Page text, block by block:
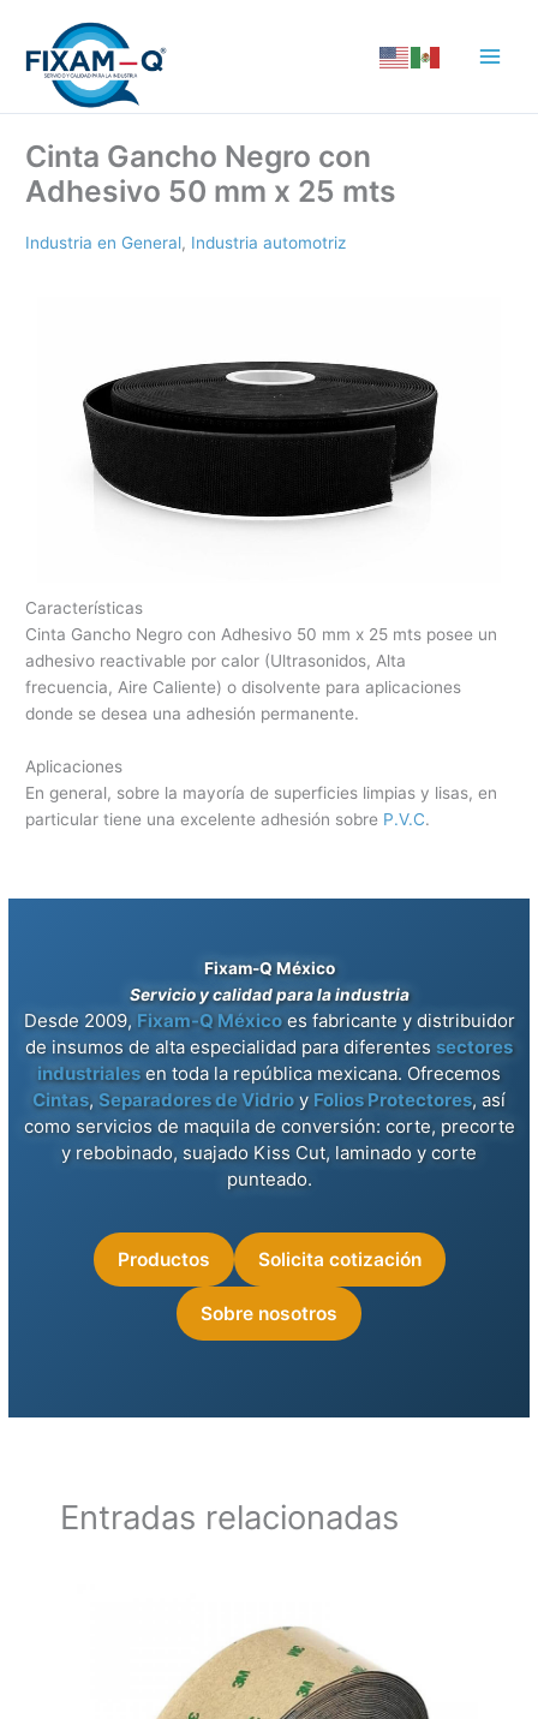
contenido
Cinta Gancho Negro con
Adhesivo 50 mm x 25 mts
Industria en General, Industria automotriz
Características
Cinta Gancho Negro con Adhesivo 50 mm x 25 mts posee un
adhesivo reactivable por calor (Ultrasonidos, Alta
frecuencia, Aire Caliente) o disolvente para aplicaciones
donde se desea una adhesión permanente.
Aplicaciones
En general, sobre la mayoría de superficies limpias y lisas, en
particular tiene una excelente adhesión sobre P.V.C.
Fixam-Q México
Servicio y calidad para la industria
Desde 2009, Fixam-Q Méxicoes fabricante y distribuidor
de insumos de alta especialidad para diferentes sectores
industrialesen toda la república mexicana. Ofrecemos
Cintas, Separadores de Vidrioy Folios Protectores, así
como servicios de maquila de conversión: corte, precorte
y rebobinado, suajado Kiss Cut, laminado y corte
punteado.
Productos Solicita cotización
Sobre nosotros
Entradas relacionadas